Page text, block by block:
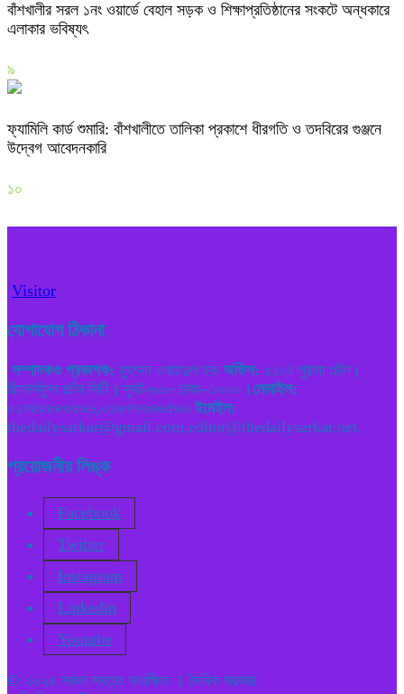
বাঁশখালীর সরল ১নং ওয়ার্ডে বেহাল সড়ক ও শিক্ষাপ্রতিষ্ঠানের সংকটে অন্ধকারে
এলাকার ভবিষ্যৎ
৯
ফ্যামিলি কার্ড শুমারি: বাঁশখালীতে তালিকা প্রকাশে ধীরগতি ও তদবিরের গুঞ্জনে
উদ্বেগ আবেদনকারি
১০
Visitor
যোগাযোগ ঠিকানা
সম্পাদকও প্রকাশক: মুহম্মদ ওবায়দুল হক অফিস: ৫১/এ পুরানা পল্টন (
রিসোর্সফুল পল্টন সিটি ) স্যুট-৬০৮ ঢাকা--১০০০। মোবাইল:
০১৭৫৫৮৮৩৫৯৬,০১৯৭৭৩৬৬৫৬৬ ইমেইল:
thedailysarkar@gmail.com,editor@thedailysarkar.net.
প্রয়োজনীয় লিঙ্ক
Facebook
Twitter
Instagram
Linkedin
Youtube
© ২০২৫ সকল স্বত্ত সংরক্ষিত । দৈনিক সরকার